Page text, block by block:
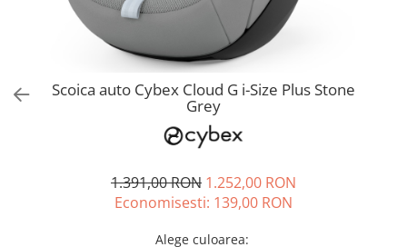
Decoratiuni
Jucarii educative
Figurine jucarii mici
Jucarii electronice
Scoica auto Cybex Cloud G i-Size Plus Stone
Grey
1.391,00 RON 1.252,00 RON
Economisesti: 139,00 RON
Alege culoarea: